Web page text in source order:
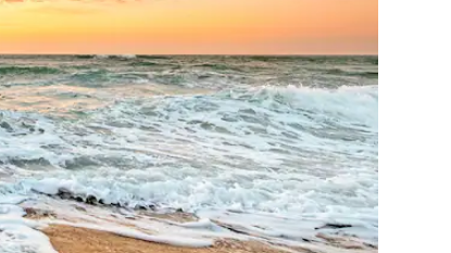
flechas hacia arriba y hacia abajo, o bien tocando y